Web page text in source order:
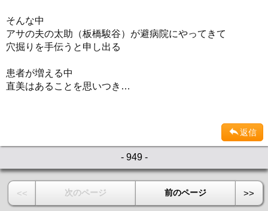
そんな中
アサの夫の太助（板橋駿谷）が避病院にやってきて
穴掘りを手伝うと申し出る
患者が増える中
直美はあることを思いつき…
返信
- 949 -
<< 次のページ 前のページ >>